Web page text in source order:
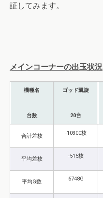
証してみます。
メインコーナーの出玉状況
機種名
台数
ゴッド凱旋
20台
合計差枚 -10300枚
平均差枚 -515枚
平均G数 6748G